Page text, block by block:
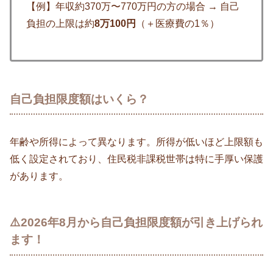
【例】年収約370万〜770万円の方の場合 → 自己
負担の上限は約8万100円 （＋医療費の1％）
自己負担限度額はいくら？
年齢や所得によって異なります。所得が低いほど上限額も
低く設定されており、住民税非課税世帯は特に手厚い保護
があります。
⚠️2026年8月から自己負担限度額が引き上げられ
ます！